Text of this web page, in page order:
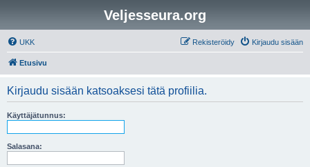
Veljesseura.org
UKK Kirjaudu sisään
Rekisteröidy
Etusivu
Kirjaudu sisään katsoaksesi tätä profiilia.
Käyttäjätunnus:
Salasana: